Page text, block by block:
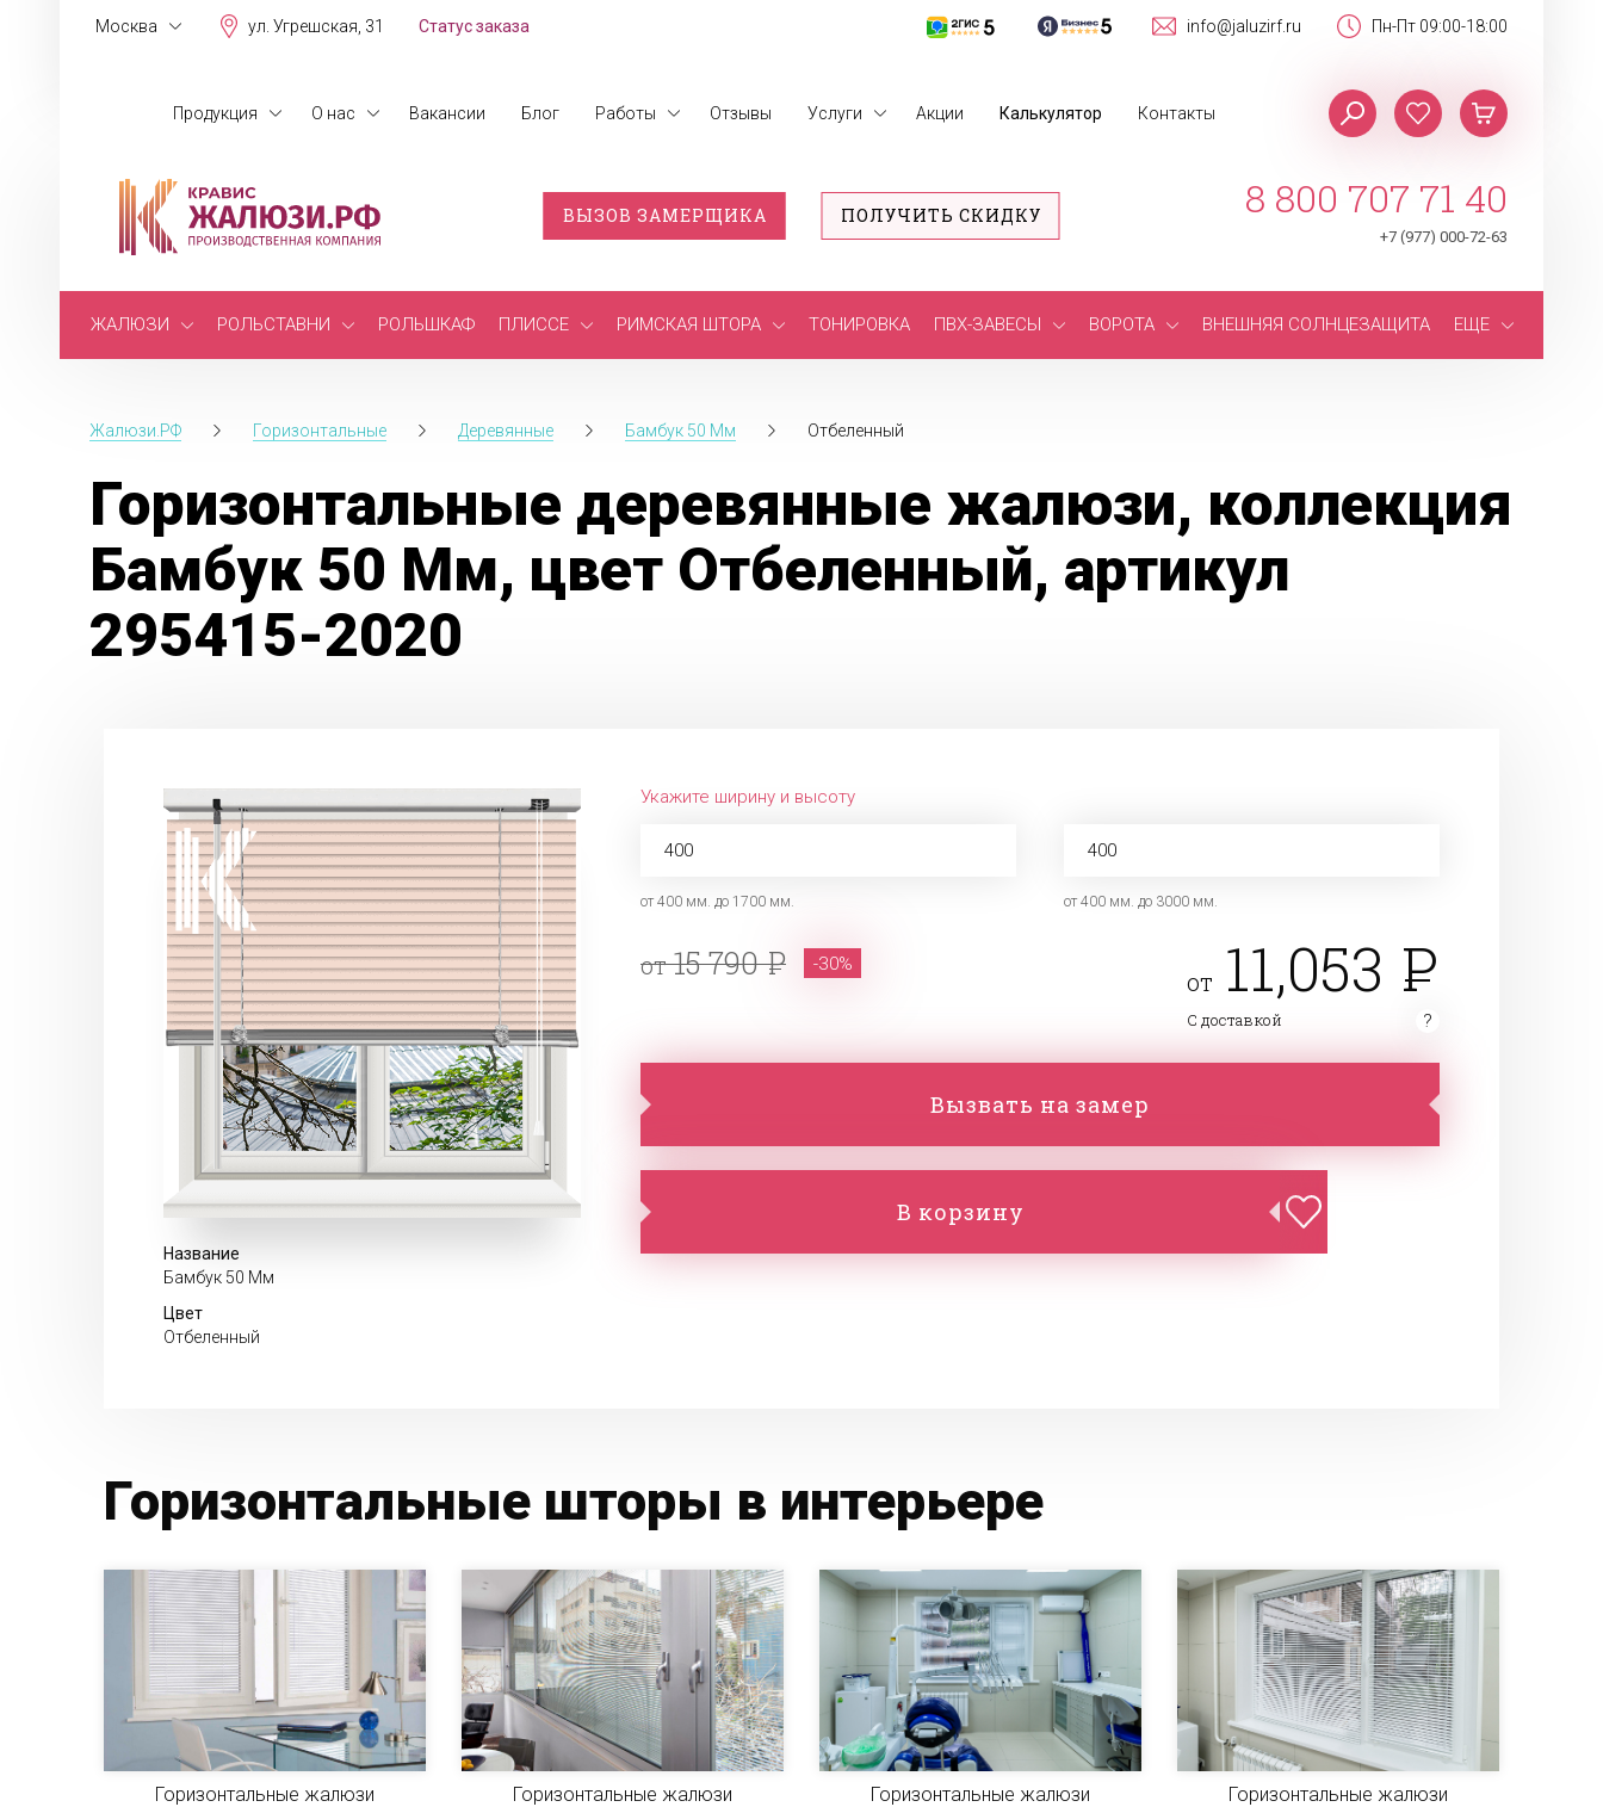
Москва ул. Угрешская, 31 Пн-Пт 09:00-18:00
info@jaluzirf.ru
Статус заказа
Продукция О нас Вакансии Блог Работы Отзывы Услуги Акции Калькулятор Контакты
ВЫЗОВ ЗАМЕРЩИКА ПОЛУЧИТЬ СКИДКУ 8 800 707 71 40
+7 (977) 000-72-63
ЖАЛЮЗИ РОЛЬСТАВНИ РОЛЬШКАФ ПЛИССЕ РИМСКАЯ ШТОРА ТОНИРОВКА ПВХ-ЗАВЕСЫ ВОРОТА ВНЕШНЯЯ СОЛНЦЕЗАЩИТА ЕЩЕ
Жалюзи.РФ Горизонтальные Деревянные Бамбук 50 Мм Отбеленный
Горизонтальные деревянные жалюзи, коллекция
Бамбук 50 Мм, цвет Отбеленный, артикул
295415-2020
Название
Бамбук 50 Мм
Цвет
Отбеленный
Укажите ширину и высоту
от 400 мм. до 1700 мм. от 400 мм. до 3000 мм.
от15 790 -30%
от 11,053
С доставкой
Вызвать на замер
В корзину
Горизонтальные шторы в интерьере
Горизонтальные жалюзи Горизонтальные жалюзи Горизонтальные жалюзи Горизонтальные жалюзи